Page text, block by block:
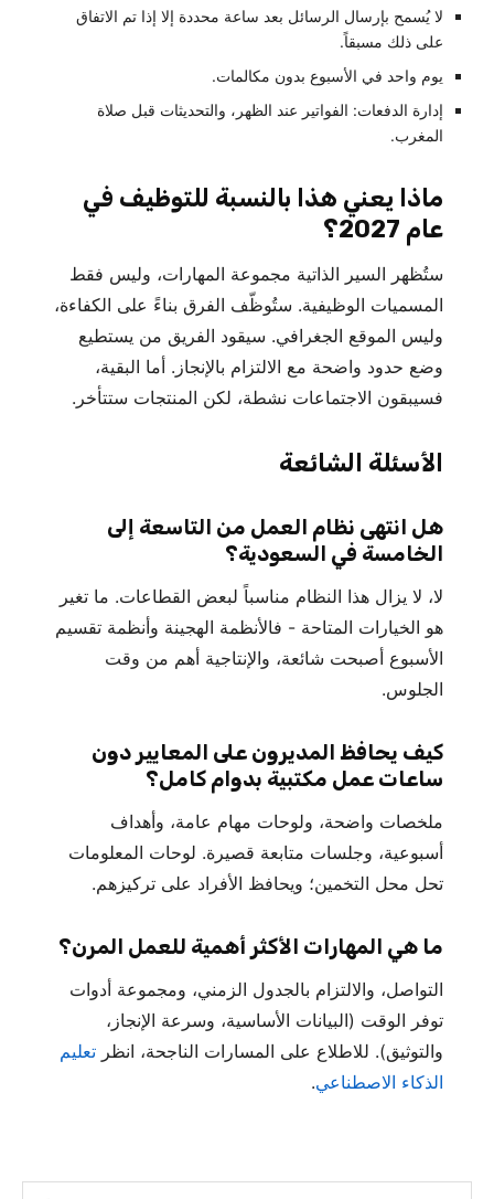
لا يُسمح بإرسال الرسائل بعد ساعة محددة إلا إذا تم الاتفاق
على ذلك مسبقاً.
يوم واحد في الأسبوع بدون مكالمات.
إدارة الدفعات: الفواتير عند الظهر، والتحديثات قبل صلاة
المغرب.
ماذا يعني هذا بالنسبة للتوظيف في
عام 2027؟
ستُظهر السير الذاتية مجموعة المهارات، وليس فقط
المسميات الوظيفية. ستُوظّف الفرق بناءً على الكفاءة،
وليس الموقع الجغرافي. سيقود الفريق من يستطيع
وضع حدود واضحة مع الالتزام بالإنجاز. أما البقية،
فسيبقون الاجتماعات نشطة، لكن المنتجات ستتأخر.
الأسئلة الشائعة
هل انتهى نظام العمل من التاسعة إلى
الخامسة في السعودية؟
لا، لا يزال هذا النظام مناسباً لبعض القطاعات. ما تغير
هو الخيارات المتاحة - فالأنظمة الهجينة وأنظمة تقسيم
الأسبوع أصبحت شائعة، والإنتاجية أهم من وقت
الجلوس.
كيف يحافظ المديرون على المعايير دون
ساعات عمل مكتبية بدوام كامل؟
ملخصات واضحة، ولوحات مهام عامة، وأهداف
أسبوعية، وجلسات متابعة قصيرة. لوحات المعلومات
تحل محل التخمين؛ ويحافظ الأفراد على تركيزهم.
ما هي المهارات الأكثر أهمية للعمل المرن؟
التواصل، والالتزام بالجدول الزمني، ومجموعة أدوات
توفر الوقت (البيانات الأساسية، وسرعة الإنجاز،
والتوثيق). للاطلاع على المسارات الناجحة، انظر تعليم
الذكاء الاصطناعي.